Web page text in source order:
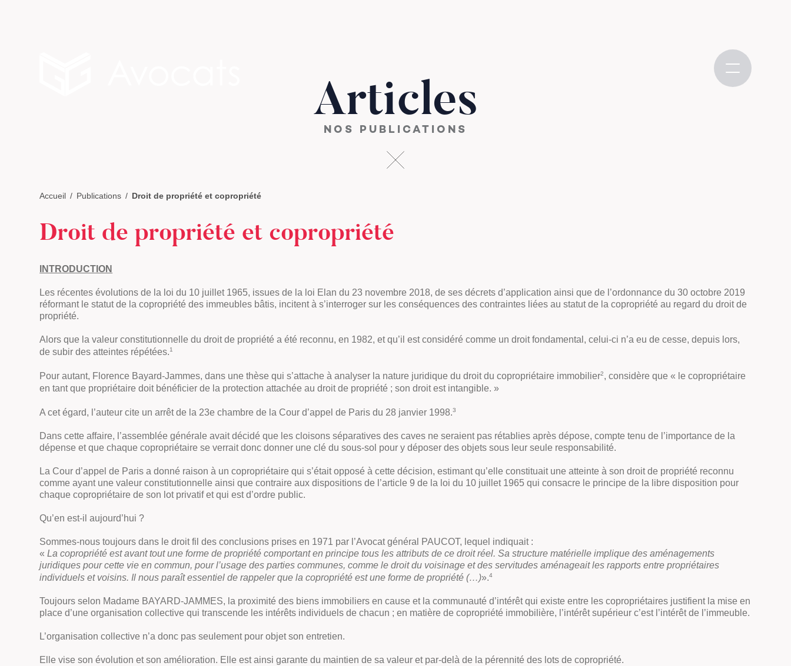
Articles
NOS PUBLICATIONS
Accueil Publications Droit de propriété et copropriété
Droit de propriété et copropriété
INTRODUCTION
Les récentes évolutions de la loi du 10 juillet 1965, issues de la loi Elan du 23 novembre 2018, de ses décrets d’application ainsi que de l’ordonnance du 30 octobre 2019
réformant le statut de la copropriété des immeubles bâtis, incitent à s’interroger sur les conséquences des contraintes liées au statut de la copropriété au regard du droit de
propriété.
Alors que la valeur constitutionnelle du droit de propriété a été reconnu, en 1982, et qu’il est considéré comme un droit fondamental, celui-ci n’a eu de cesse, depuis lors,
de subir des atteintes répétées.1
Pour autant, Florence Bayard-Jammes, dans une thèse qui s’attache à analyser la nature juridique du droit du copropriétaire immobilier2, considère que « le copropriétaire
en tant que propriétaire doit bénéficier de la protection attachée au droit de propriété ; son droit est intangible. »
A cet égard, l’auteur cite un arrêt de la 23e chambre de la Cour d’appel de Paris du 28 janvier 1998.3
Dans cette affaire, l’assemblée générale avait décidé que les cloisons séparatives des caves ne seraient pas rétablies après dépose, compte tenu de l’importance de la
dépense et que chaque copropriétaire se verrait donc donner une clé du sous-sol pour y déposer des objets sous leur seule responsabilité.
La Cour d’appel de Paris a donné raison à un copropriétaire qui s’était opposé à cette décision, estimant qu’elle constituait une atteinte à son droit de propriété reconnu
comme ayant une valeur constitutionnelle ainsi que contraire aux dispositions de l’article 9 de la loi du 10 juillet 1965 qui consacre le principe de la libre disposition pour
chaque copropriétaire de son lot privatif et qui est d’ordre public.
Qu’en est-il aujourd’hui ?
Sommes-nous toujours dans le droit fil des conclusions prises en 1971 par l’Avocat général PAUCOT, lequel indiquait :
« La copropriété est avant tout une forme de propriété comportant en principe tous les attributs de ce droit réel. Sa structure matérielle implique des aménagements
juridiques pour cette vie en commun, pour l’usage des parties communes, comme le droit du voisinage et des servitudes aménageait les rapports entre propriétaires
individuels et voisins. Il nous paraît essentiel de rappeler que la copropriété est une forme de propriété (…)».4
Toujours selon Madame BAYARD-JAMMES, la proximité des biens immobiliers en cause et la communauté d’intérêt qui existe entre les copropriétaires justifient la mise en
place d’une organisation collective qui transcende les intérêts individuels de chacun ; en matière de copropriété immobilière, l’intérêt supérieur c’est l’intérêt de l’immeuble.
L’organisation collective n’a donc pas seulement pour objet son entretien.
Elle vise son évolution et son amélioration. Elle est ainsi garante du maintien de sa valeur et par-delà de la pérennité des lots de copropriété.